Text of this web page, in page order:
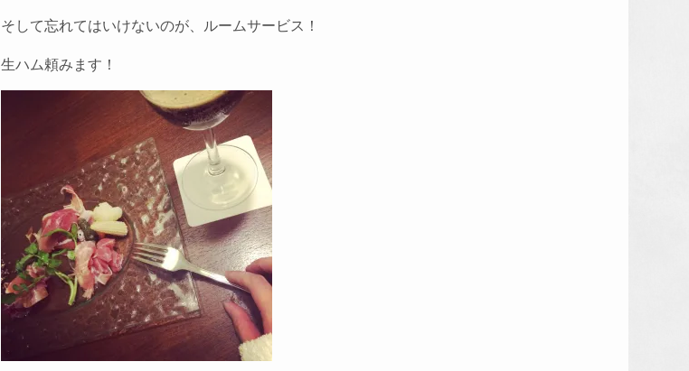
そして忘れてはいけないのが、ルームサービス！
生ハム頼みます！